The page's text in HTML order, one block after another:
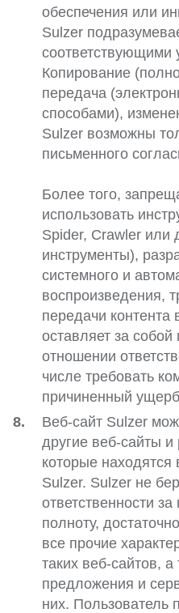
обеспечения или
Sulzer
соответствующими
Копирование
передача
способами),
Sulzer возможны
письменного
Более того,
использовать
Spider, Crawler или
инструменты),
системного и
воспроизведения,
передачи контента
оставляет за
отношении
числе требовать
причиненный
Веб-сайт Sulzer
другие веб-сайты и
которые находятся
Sulzer. Sulzer не
ответственности за
полноту,
все прочие
таких веб-сайтов,
предложения и
них. Пользователь